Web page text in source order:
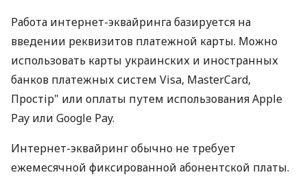
Работа интернет-эквайринга базируется на
введении реквизитов платежной карты. Можно
использовать карты украинских и иностранных
банков платежных систем Visa, MasterCard,
Простір" или оплаты путем использования Apple
Pay или Google Pay.
Интернет-эквайринг обычно не требует
ежемесячной фиксированной абонентской платы.